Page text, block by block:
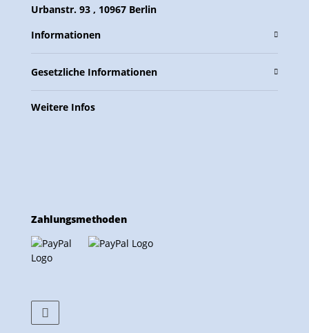
Urbanstr. 93 , 10967 Berlin
Informationen
Gesetzliche Informationen
Weitere Infos
Zahlungsmethoden